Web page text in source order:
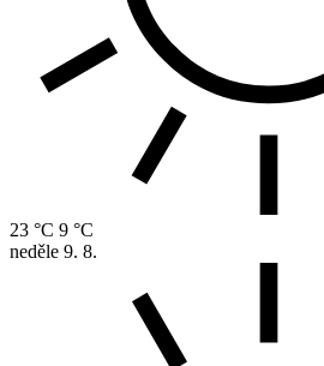
23 °C 9 °C
neděle 9. 8.